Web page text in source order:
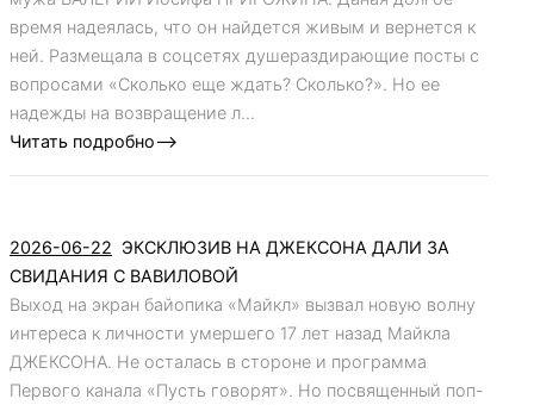
время надеялась, что он найдется живым и вернется к
ней. Размещала в соцсетях душераздирающие посты с
вопросами «Сколько еще ждать? Сколько?». Но ее
надежды на возвращение л...
Читать подробно-->
2026-06-22 ЭКСКЛЮЗИВ НА ДЖЕКСОНА ДАЛИ ЗА
СВИДАНИЯ С ВАВИЛОВОЙ
Выход на экран байопика «Майкл» вызвал новую волну
интереса к личности умершего 17 лет назад Майкла
ДЖЕКСОНА. Не осталась в стороне и программа
Первого канала «Пусть говорят». Но посвященный поп-